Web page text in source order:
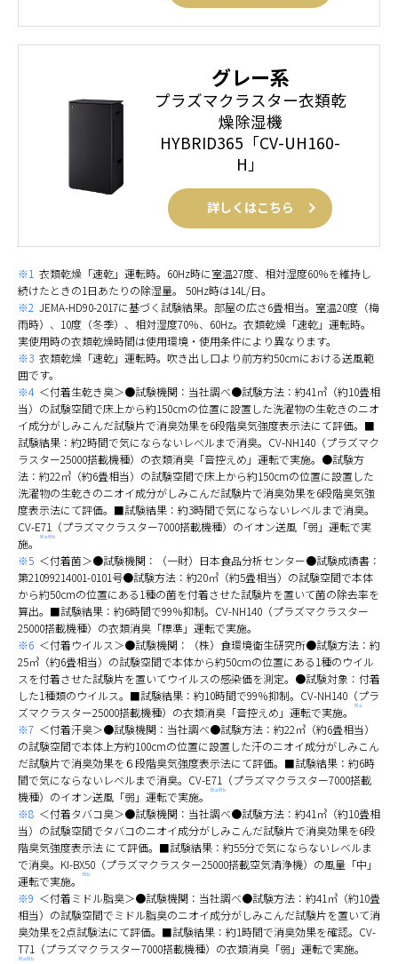
グレー系
プラズマクラスター衣類乾
燥除湿機
HYBRID365「CV-UH160-
H」
詳しくはこちら
※1 衣類乾燥「速乾」運転時。60Hz時に室温27度、相対湿度60％を維持し
続けたときの1日あたりの除湿量。 50Hz時は14L/日。
※2 JEMA-HD90-2017に基づく試験結果。部屋の広さ6畳相当。室温20度（梅
雨時）、10度（冬季）、相対湿度70％、60Hz。衣類乾燥「速乾」運転時。
実使用時の衣類乾燥時間は使用環境・使用条件により異なります。
※3 衣類乾燥「速乾」運転時。吹き出し口より前方約50cmにおける送風範
囲です。
※4 ＜付着生乾き臭＞●試験機関：当社調べ●試験方法：約41㎥（約10畳相
当）の試験空間で床上から約150cmの位置に設置した洗濯物の生乾きのニオ
イ成分がしみこんだ試験片で消臭効果を6段階臭気強度表示法にて評価。■
試験結果：約2時間で気にならないレべルまで消臭。CV-NH140（プラズマク
ラスター25000搭載機種）の衣類消臭「音控えめ」運転で実施。●試験方
法：約22㎥（約6畳相当）の試験空間で床上から約150cmの位置に設置した
洗濯物の生乾きのニオイ成分がしみこんだ試験片で消臭効果を6段階臭気強
度表示法にて評価。■試験結果：約3時間で気にならないレベルまで消臭。
CV-E71（プラズマクラスター7000搭載機種）のイオン送風「弱」運転で実
施。
※a※b
※5 ＜付着菌＞●試験機関：（一財）日本食品分析センター●試験成績書：
第21099214001-0101号●試験方法：約20㎥（約5畳相当）の試験空間で本体
から約50cmの位置にある1種の菌を付着させた試験片を置いて菌の除去率を
算出。■試験結果：約6時間で99％抑制。CV-NH140（プラズマクラスター
25000搭載機種）の衣類消臭「標準」運転で実施。
※6 ＜付着ウイルス＞●試験機関：（株）食環境衛生研究所●試験方法：約
25㎥（約6畳相当）の試験空間で本体から約50cmの位置にある1種のウイル
スを付着させた試験片を置いてウイルスの感染価を測定。●試験対象：付着
した1種類のウイルス。■試験結果：約10時間で99％抑制。CV-NH140（プラ
ズマクラスター25000搭載機種）の衣類消臭「音控えめ」運転で実施。
※a
※7 ＜付着汗臭＞●試験機関：当社調べ●試験方法：約22㎥（約6畳相当）
の試験空間で本体上方約100cmの位置に設置した汗のニオイ成分がしみこん
だ試験片で消臭効果を６段階臭気強度表示法にて評価。■試験結果：約6時
間で気にならないレベルまで消臭。CV-E71（プラズマクラスター7000搭載
機種）のイオン送風「弱」運転で実施。
※a※b
※8 ＜付着タバコ臭＞●試験機関：当社調べ●試験方法：約41㎥（約10畳相
当）の試験空間でタバコのニオイ成分がしみこんだ試験片で消臭効果を6段
階臭気強度表示法 にて評価。■試験結果：約55分で気にならないレベルま
で消臭。KI-BX50（プラズマクラスター25000搭載空気清浄機）の風量「中」
運転で実施。
※b
※9 ＜付着ミドル脂臭＞●試験機関：当社調べ●試験方法：約41㎥（約10畳
相当）の試験空間でミドル脂臭のニオイ成分がしみこんだ試験片を置いて消
臭効果を2点試験法にて評価。■試験結果：約1時間で消臭効果を確認。CV-
T71（プラズマクラスター7000搭載機種）の衣類消臭「弱」運転で実施。
※a※b